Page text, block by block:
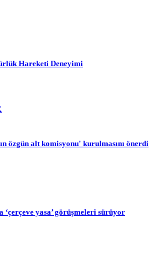
Hareketi Deneyimi
özgün alt komisyonu' kurulmasını önerdi
‘çerçeve yasa’ görüşmeleri sürüyor